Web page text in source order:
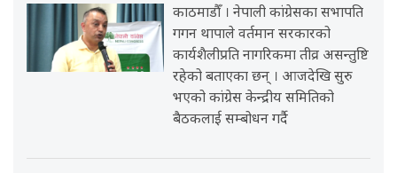
काठमाडौँ । नेपाली कांग्रेसका सभापति
गगन थापाले वर्तमान सरकारको
कार्यशैलीप्रति नागरिकमा तीव्र असन्तुष्टि
रहेको बताएका छन् । आजदेखि सुरु
भएको कांग्रेस केन्द्रीय समितिको
बैठकलाई सम्बोधन गर्दै